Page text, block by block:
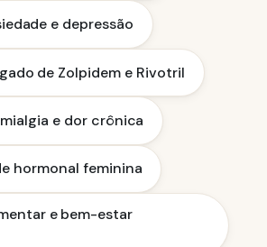
e depressão
de Zolpidem e Rivotril
e dor crônica
hormonal feminina
e bem-estar